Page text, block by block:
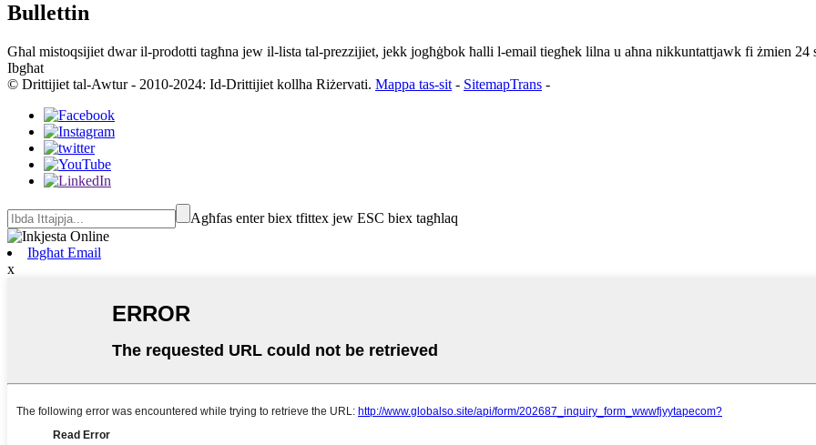
Bullettin
Għal mistoqsijiet dwar il-prodotti tagħna jew il-lista tal-prezzijiet, jekk jogħġbok ħalli l-email tiegħek lilna u aħna nikkuntattjawk fi żmien 24
Ibgħat
© Drittijiet tal-Awtur - 2010-2024: Id-Drittijiet kollha Riżervati. Mappa tas-sit - SitemapTrans -
Agħfas enter biex tfittex jew ESC biex tagħlaq
Ibgħat Email
x